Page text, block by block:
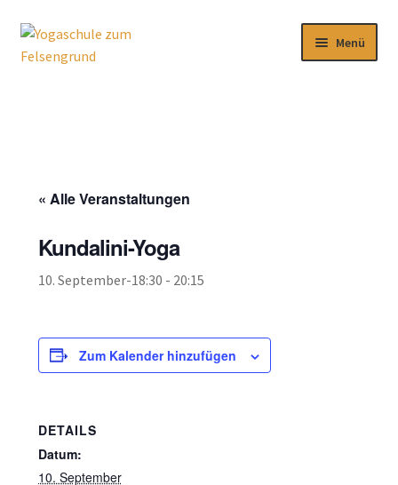
Zur
Navigation
Zum
Inhalt
Menü
Impressum
« Alle Veranstaltungen
Kundalini-Yoga
10. September-18:30 - 20:15
Zum Kalender hinzufügen
DETAILS
Datum:
10. September